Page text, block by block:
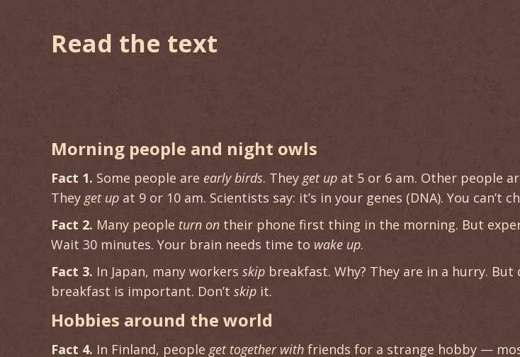
Read the text
Morning people and night owls
Fact 1. Some people are early birds. They get up at 5 or 6 am. Other people
They get up at 9 or 10 am. Scientists say: it’s in your genes (DNA). You can’t
Fact 2. Many people turn on their phone first thing in the morning. But
Wait 30 minutes. Your brain needs time to wake up.
Fact 3. In Japan, many workers skip breakfast. Why? They are in a hurry. But
breakfast is important. Don’t skip it.
Hobbies around the world
Fact 4. In Finland, people get together with friends for a strange hobby —